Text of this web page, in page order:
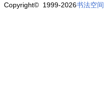
Copyright© 1999-2026书法空间